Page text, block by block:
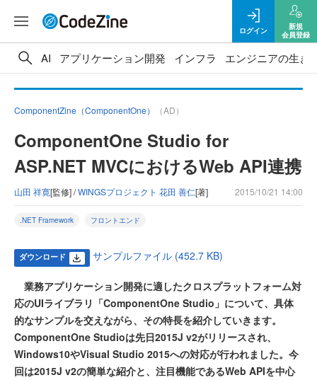
ログイン
新規
会員登録
AI アプリケーション開発 インフラ エンジニアの生き
ComponentZine（ComponentOne） （AD）
ComponentOne Studio for
ASP.NET MVCにおけるWeb API連携
山田 祥寛[監修] /WINGSプロジェクト 花田 善仁[著] 2015/10/21 14:00
.NET Framework フロントエンド
ダウンロード サンプルファイル (452.7 KB)
業務アプリケーション開発に適したクロスプラットフォーム対
応のUIライブラリ「ComponentOne Studio」について、具体
的なサンプルを交えながら、その特長を紹介していきます。
ComponentOne Studioは先日2015J v2がリリースされ、
Windows10やVisual Studio 2015への対応が行われました。今
回は2015J v2の簡単な紹介と、注目機能であるWeb APIを中心